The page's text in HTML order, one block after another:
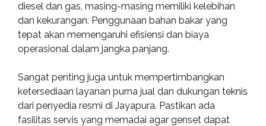
diesel dan gas, masing-masing memiliki kelebihan
dan kekurangan. Penggunaan bahan bakar yang
tepat akan memengaruhi efisiensi dan biaya
operasional dalam jangka panjang.
Sangat penting juga untuk mempertimbangkan
ketersediaan layanan purna jual dan dukungan teknis
dari penyedia resmi di Jayapura. Pastikan ada
fasilitas servis yang memadai agar genset dapat